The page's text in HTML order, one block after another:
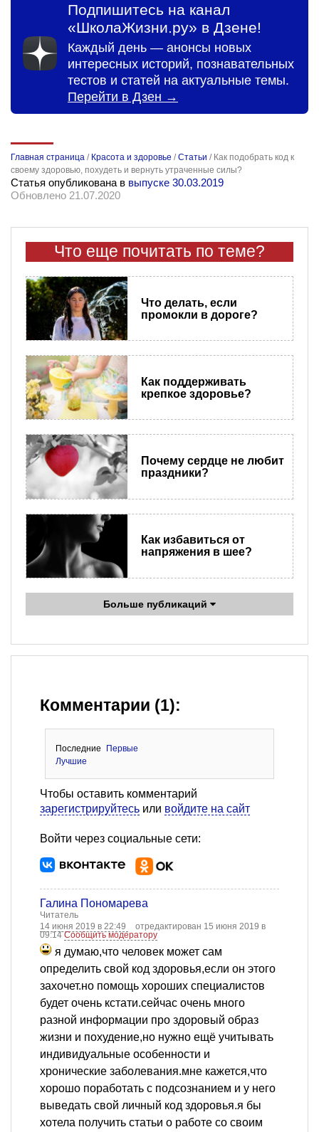
Подпишитесь на канал
«ШколаЖизни.ру» в Дзене!
Каждый день — анонсы новых
интересных историй, познавательных
тестов и статей на актуальные темы.
Перейти в Дзен →
Главная страница / Красота и здоровье /Статьи / Как подобрать код к
своему здоровью, похудеть и вернуть утраченные силы?
Статья опубликована в выпуске 30.03.2019
Обновлено 21.07.2020
Что еще почитать по теме?
Что делать, если
промокли в дороге?
Как поддерживать
крепкое здоровье?
Почему сердце не любит
праздники?
Как избавиться от
напряжения в шее?
Больше публикаций
Комментарии (1):
Последние
Первые
Лучшие
Чтобы оставить комментарий
зарегистрируйтесь или войдите на сайт
Войти через социальные сети:
Галина Пономарева
Читатель
14 июня 2019 в 22:49
отредактирован 15 июня 2019 в
09:14Сообщить модератору
я думаю,что человек может сам
определить свой код здоровья,если он этого
захочет.но помощь хороших специалистов
будет очень кстати.сейчас очень много
разной информации про здоровый образ
жизни и похудение,но нужно ещё учитывать
индивидуальные особенности и
хронические заболевания.мне кажется,что
хорошо поработать с подсознанием и у него
выведать свой личный код здоровья.я бы
хотела получить статьи о работе со своим